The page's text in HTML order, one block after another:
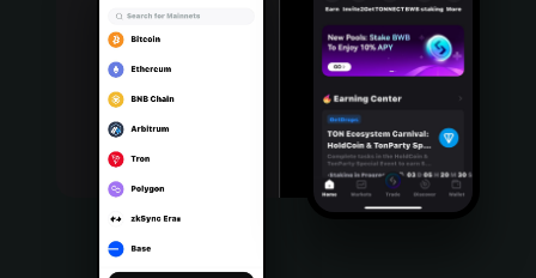
Português (Portugal)
Bahasa Indonesia
Português (Brasil)